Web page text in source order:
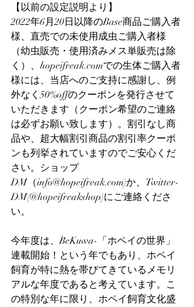
【以前の設定説明より】
2022年6月20日以降のBase商品ご購入者
様、直売での未使用成虫ご購入者様
（幼虫販売・使用済みメス単販売は除
く）、hopeifreak.comでの生体ご購入者
様には、当店へのご支持に感謝し、例
外なく50%offのクーポンを発行させて
いただきます（クーポン希望のご連絡
は必ずお願い致します）。割引なし商
品や、超大幅割引商品の割引率クーポ
ンも列挙されていますのでご安心くだ
さい。ショップ
DM（info@hopeifreak.com)か、Twitter-
DM(@hopeifreakshop)にご連絡くださ
い。
今年度は、BeKuwa-「ホペイの世界」
連載開始！という年でもあり、ホペイ
飼育が特に熱を帯びてきているメモリ
アルな年度であると考えています。こ
の特別な年に限り、ホペイ飼育文化盛